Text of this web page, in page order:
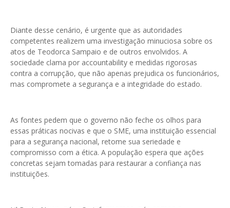
Diante desse cenário, é urgente que as autoridades
competentes realizem uma investigação minuciosa sobre os
atos de Teodorca Sampaio e de outros envolvidos. A
sociedade clama por accountability e medidas rigorosas
contra a corrupção, que não apenas prejudica os funcionários,
mas compromete a segurança e a integridade do estado.
As fontes pedem que o governo não feche os olhos para
essas práticas nocivas e que o SME, uma instituição essencial
para a segurança nacional, retome sua seriedade e
compromisso com a ética. A população espera que ações
concretas sejam tomadas para restaurar a confiança nas
instituições.